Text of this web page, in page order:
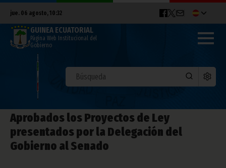
jue. 06 agosto, 10:32
GUINEA ECUATORIAL
Página Web Institucional del
Gobierno
Aprobados los Proyectos de Ley
presentados por la Delegación del
Gobierno al Senado